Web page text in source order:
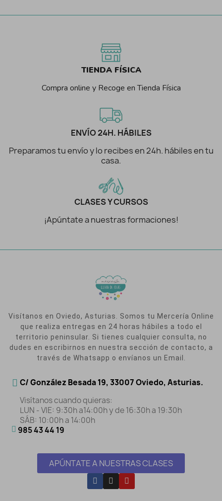
TIENDA FÍSICA
Compra online y Recoge en Tienda Física
ENVÍO 24H. HÁBILES
Preparamos tu envío y lo recibes en 24h. hábiles en tu
casa.
CLASES Y CURSOS
¡Apúntate a nuestras formaciones!
Visítanos en Oviedo, Asturias. Somos tu Mercería Online
que realiza entregas en 24 horas hábiles a todo el
territorio peninsular. Si tienes cualquier consulta, no
dudes en escribirnos en nuestra sección de contacto, a
través de Whatsapp o envíanos un Email.
C/ González Besada 19, 33007 Oviedo, Asturias.
Visítanos cuando quieras:
LUN - VIE: 9:30h a14:00h y de 16:30h a 19:30h
SÁB: 10:00h a 14:00h
985 43 44 19
APÚNTATE A NUESTRAS CLASES